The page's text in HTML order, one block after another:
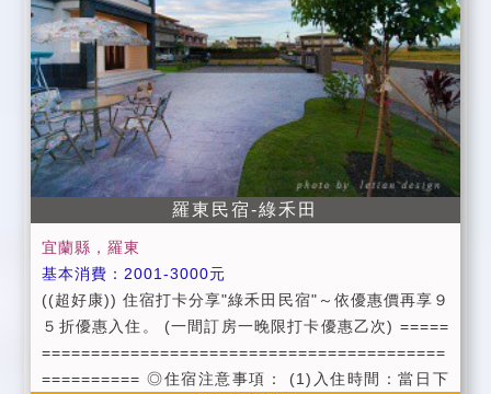
羅東民宿-綠禾田
宜蘭縣，羅東
基本消費：2001-3000元
((超好康)) 住宿打卡分享"綠禾田民宿"～依優惠價再享９
５折優惠入住。 (一間訂房一晚限打卡優惠乙次) =====
=========================================
========== ◎住宿注意事項： (1)入住時間：當日下